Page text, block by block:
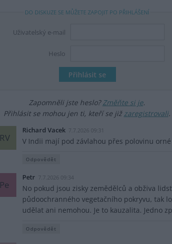
DO DISKUZE SE MŮŽETE ZAPOJIT PO PŘIHLÁŠENÍ
Uživatelský e-mail
Heslo
Zapomněli jste heslo?Změňte si je.
Přihlásit se mohou jen ti, kteří se již zaregistrovali.
RV
Richard Vacek 7.7.2026 09:31
V Indii mají pod závlahou přes polovinu
Odpovědět
Pe
Petr 7.7.2026 09:34
No pokud jsou zisky zemědělců a obživa
půdoochranného vegetačního pokryvu, tak
udělat ani nemohou. Je to kauzalita. Jedno
Odpovědět